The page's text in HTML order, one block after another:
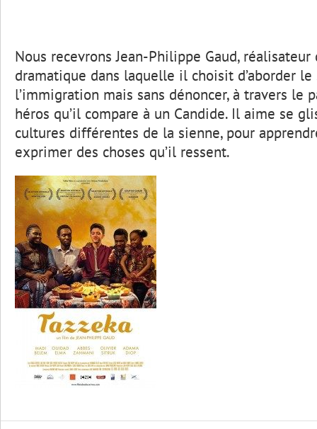
Nous recevrons Jean-Philippe Gaud,
dramatique dans laquelle il choisit d’aborder
l’immigration mais sans dénoncer, à travers le
héros qu’il compare à un Candide. Il aime se
cultures différentes de la sienne, pour
exprimer des choses qu’il ressent.